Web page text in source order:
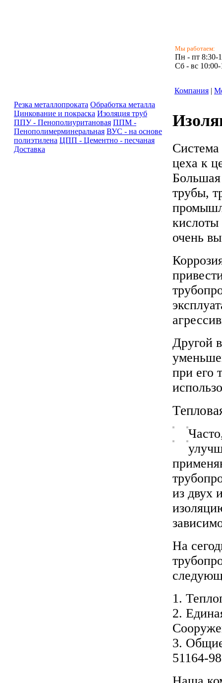
Мы работаем:
Пн - пт 8:30-
Сб - вс 10:00-
Компания |
Резка металлопроката Обработка металла
Цинкование и покраска Изоляция труб
ППУ - Пенополиуритановая ППМ -
Пенополимерминеральная ВУС - на основе
полиэтилена ЦПП - Цементно - песчаная
Доставка
Система
цеха к
Большая
трубы,
кислоты
очень
Другой
при его
из двух
На
1.
2.
3.
51164-98